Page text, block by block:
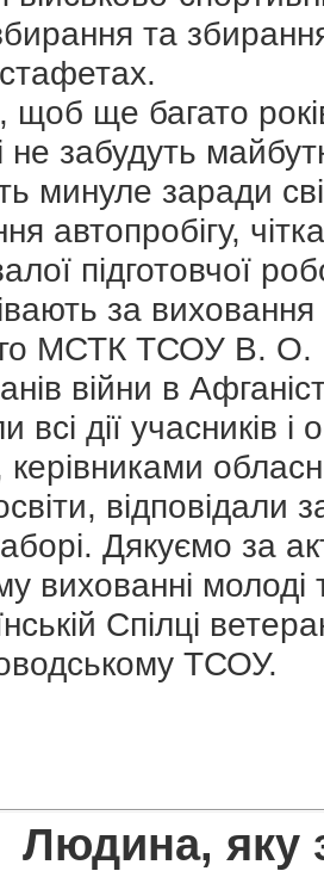
та
ще багато
не забудуть
минуле заради
підготовчої
за виховання
МСТК ТСОУ В. О.
війни в
всі дії учасників
відповідали
Дякуємо за
вихованні молоді
Спілці
ТСОУ.
Людина, яку